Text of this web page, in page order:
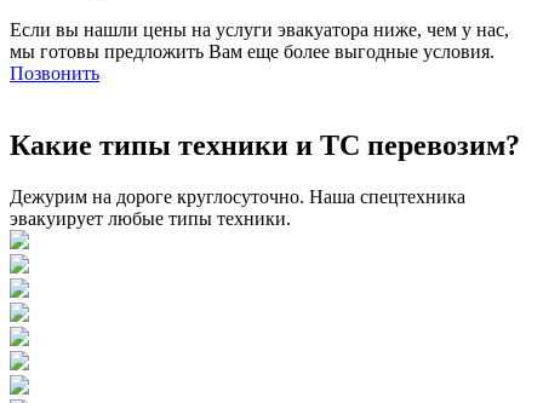
Если вы нашли цены на услуги эвакуатора ниже, чем у нас,
мы готовы предложить Вам еще более выгодные условия.
Позвонить
Какие типы техники и ТС перевозим?
Дежурим на дороге круглосуточно. Наша спецтехника
эвакуирует любые типы техники.